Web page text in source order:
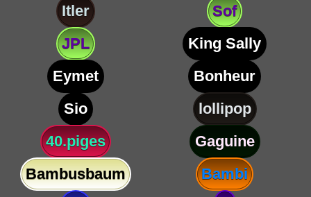
Itler
Sof
JPL
King Sally
Eymet
Bonheur
Sio
lollipop
40.piges
Gaguine
Bambusbaum
Bambi